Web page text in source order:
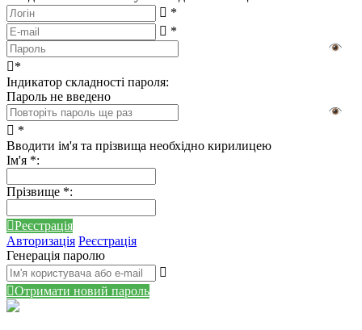
*
*
*
Індикатор складності пароля:
Пароль не введено
*
Вводити ім'я та прізвища необхідно кирилицею
Ім'я *:
Прізвище *:
Реєстрація
Авторизація Реєстрація
Генерація паролю
Отримати новий пароль